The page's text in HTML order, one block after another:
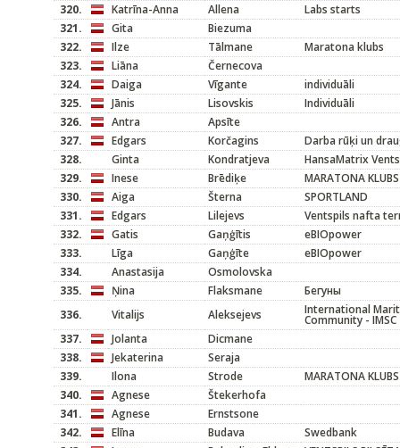
320. Katrīna-Anna Allena
Labs starts
321.
Gita
Biezuma
322.
Ilze Tālmane
Maratona klubs
323.
Liāna
Černecova
324.
Daiga Vīgante
individuāli
325.
Jānis Lisovskis
Individuāli
326.
Antra
Apsīte
327.
Edgars Korčagins
Darba rūķi un
328.
Ginta Kondratjeva
HansaMatrix
329.
Inese Brēdiķe
MARATONA KLUBS
330.
Aiga Šterna
SPORTLAND
331.
Edgars Lilejevs
Ventspils nafta
332.
Gatis Gaņģītis
eBIOpower
333.
Līga Gaņģīte
eBIOpower
334.
Anastasija
Osmolovska
335.
Ņina Flaksmane
Бегуны
336.
Vitalijs Aleksejevs International
Community - IMSC
337.
Jolanta
Dicmane
338.
Jekaterina
Seraja
339.
Ilona Strode
MARATONA KLUBS
340.
Agnese
Štekerhofa
341.
Agnese
Ernstsone
342.
Elīna Budava
Swedbank